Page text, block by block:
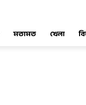
মতামত খেলা